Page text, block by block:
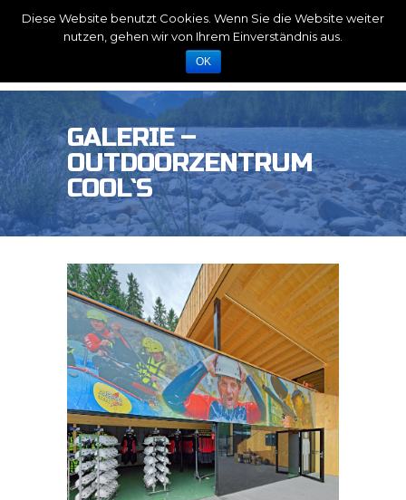
GALERIE –
OUTDOORZENTRUM
COOL`S
Diese Website benutzt Cookies. Wenn Sie die Website weiter
nutzen, gehen wir von Ihrem Einverständnis aus.
OK